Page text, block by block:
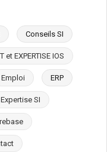
Conseils SI
et EXPERTISE IOS
Emploi ERP
Expertise SI